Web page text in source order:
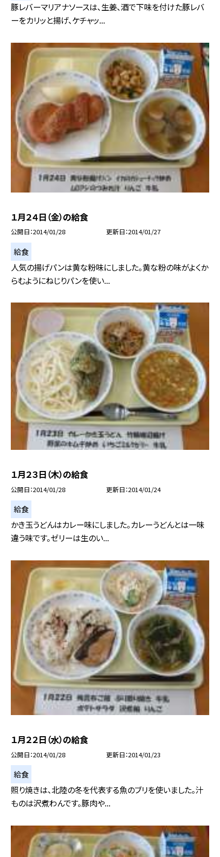
豚レバーマリアナソースは、生姜、酒で下味を付けた豚レバ
ーをカリッと揚げ、ケチャッ...
１月２４日（金）の給食
公開日 2014/01/28 更新日 2014/01/27
給食
人気の揚げパンは黄な粉味にしました。黄な粉の味がよくか
らむようにねじりパンを使い...
１月２３日（木）の給食
公開日 2014/01/28 更新日 2014/01/24
給食
かき玉うどんはカレー味にしました。カレーうどんとは一味
違う味です。ゼリーは生のい...
１月２２日（水）の給食
公開日 2014/01/28 更新日 2014/01/23
給食
照り焼きは、北陸の冬を代表する魚のブリを使いました。汁
ものは沢煮わんです。豚肉や...